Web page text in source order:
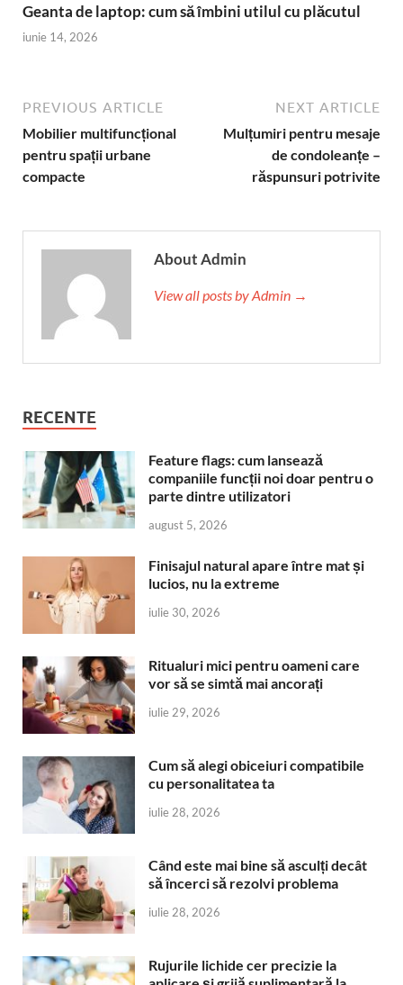
Geanta de laptop: cum să îmbini utilul cu plăcutul
iunie 14, 2026
PREVIOUS ARTICLE
Mobilier multifuncțional
pentru spații urbane
compacte
NEXT ARTICLE
Mulțumiri pentru mesaje
de condoleanțe –
răspunsuri potrivite
About Admin
View all posts by Admin →
RECENTE
Feature flags: cum lansează
companiile funcții noi doar pentru o
parte dintre utilizatori
august 5, 2026
Finisajul natural apare între mat și
lucios, nu la extreme
iulie 30, 2026
Ritualuri mici pentru oameni care
vor să se simtă mai ancorați
iulie 29, 2026
Cum să alegi obiceiuri compatibile
cu personalitatea ta
iulie 28, 2026
Când este mai bine să asculți decât
să încerci să rezolvi problema
iulie 28, 2026
Rujurile lichide cer precizie la